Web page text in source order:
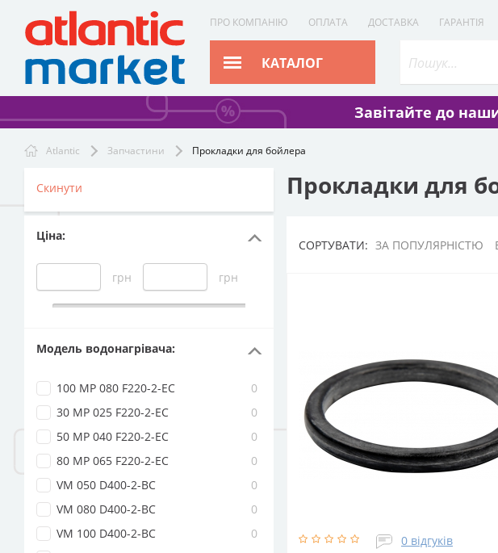
ПРО КОМПАНІЮ ОПЛАТА ДОСТАВКА ГАРАНТІЯ
КАТАЛОГ
Завітайте до
Atlantic Запчастини Прокладки для бойлера
Прокладки для
СОРТУВАТИ: ЗА ПОПУЛЯРНІСТЮ
0 відгуків
Скинути
Ціна:
грн грн
Модель водонагрівача:
100 MP 080 F220-2-EC
0
30 MP 025 F220-2-EC
0
50 MP 040 F220-2-EC
0
80 MP 065 F220-2-EC
0
VM 050 D400-2-BC
0
VM 080 D400-2-BC
0
VM 100 D400-2-BC
0